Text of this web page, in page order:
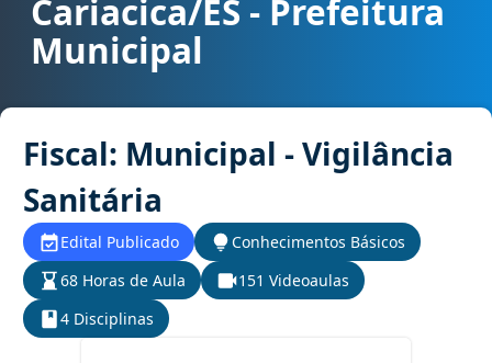
Cariacica/ES - Prefeitura
Municipal
Fiscal: Municipal - Vigilância
Sanitária
Edital Publicado
Conhecimentos Básicos
68 Horas de Aula
151 Videoaulas
4 Disciplinas